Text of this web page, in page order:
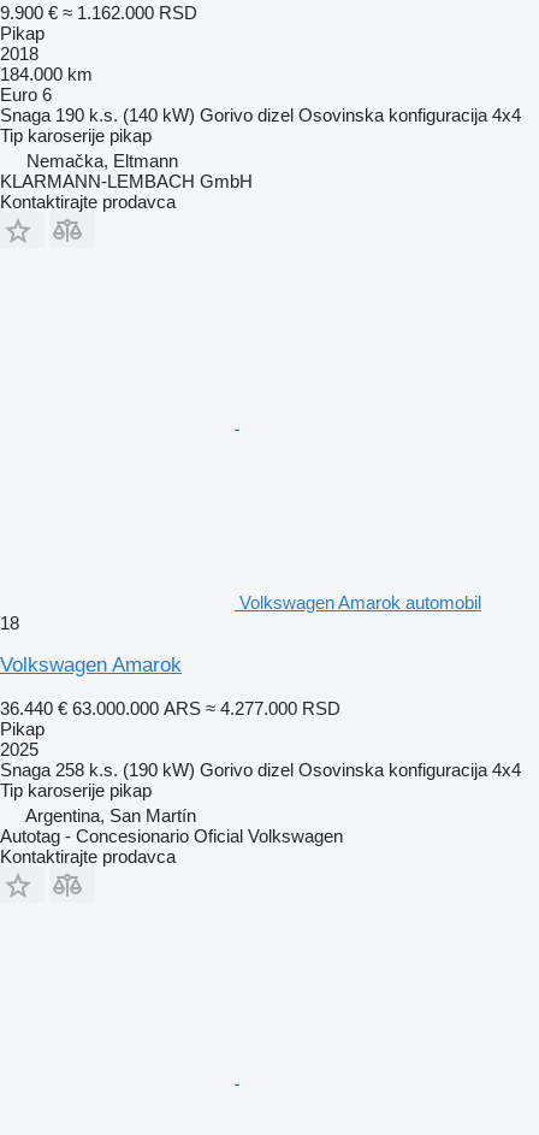
9.900 € ≈ 1.162.000 RSD
Pikap
2018
184.000 km
Euro 6
Snaga 190 k.s. (140 kW) Gorivo dizel Osovinska konfiguracija 4x4
Tip karoserije pikap
Nemačka, Eltmann
KLARMANN-LEMBACH GmbH
Kontaktirajte prodavca
Volkswagen Amarok automobil
18
Volkswagen Amarok
36.440 € 63.000.000 ARS ≈ 4.277.000 RSD
Pikap
2025
Snaga 258 k.s. (190 kW) Gorivo dizel Osovinska konfiguracija 4x4
Tip karoserije pikap
Argentina, San Martín
Autotag - Concesionario Oficial Volkswagen
Kontaktirajte prodavca